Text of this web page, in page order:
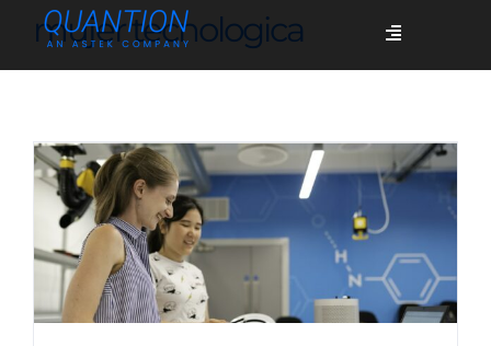
Toggle
Quiénes somos
Casos de éxito
mujer tecnologica